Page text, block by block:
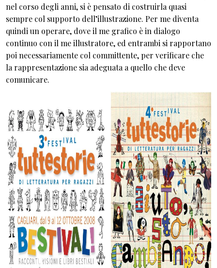
nel corso degli anni, si è pensato di costruirla quasi
sempre col supporto dell’illustrazione. Per me diventa
quindi un operare, dove il me grafico è in dialogo
continuo con il me illustratore, ed entrambi si rapportano
poi necessariamente col committente, per verificare che
la rappresentazione sia adeguata a quello che deve
comunicare.